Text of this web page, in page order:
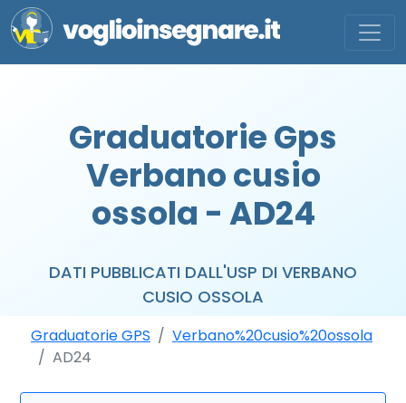
Graduatorie Gps
Verbano cusio
ossola - AD24
DATI PUBBLICATI DALL'USP DI VERBANO
CUSIO OSSOLA
Graduatorie GPS
Verbano%20cusio%20ossola
AD24